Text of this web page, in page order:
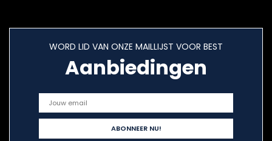
WORD LID VAN ONZE MAILLIJST VOOR BEST
Aanbiedingen